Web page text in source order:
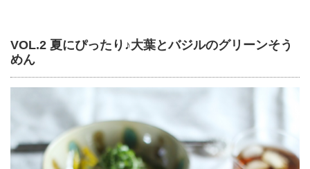
VOL.2 夏にぴったり♪大葉とバジルのグリーンそう
めん